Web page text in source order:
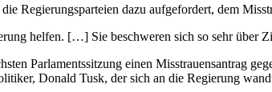
Regierungsparteien dazu aufgefordert, dem
helfen. […] Sie beschweren sich so sehr über
Parlamentssitzung einen Misstrauensantrag
Donald Tusk, der sich an die Regierung